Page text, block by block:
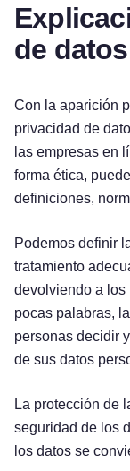
de datos
Con la aparición
privacidad de
las empresas en
forma ética,
definiciones,
Podemos definir
tratamiento
devolviendo a los
pocas palabras,
personas decidir
de sus datos
La protección de
seguridad de los
los datos se